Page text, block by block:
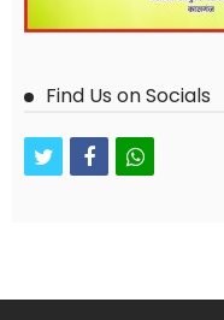
Find Us on Socials
twitterfacebookwhatsapp